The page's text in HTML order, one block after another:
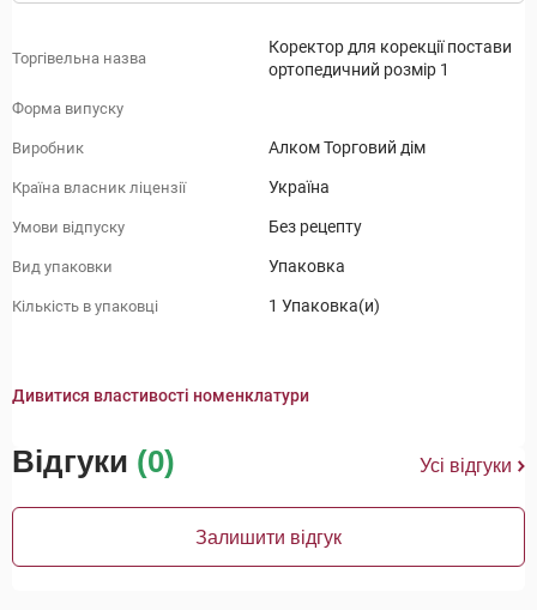
Торгівельна назва
Коректор для корекції постави
ортопедичний розмір 1
Форма випуску
Виробник Алком Торговий дім
Країна власник ліцензії Україна
Умови відпуску Без рецепту
Вид упаковки Упаковка
Кількість в упаковці 1 Упаковка(и)
Дивитися властивості номенклатури
Відгуки (0) Усі відгуки
Залишити відгук